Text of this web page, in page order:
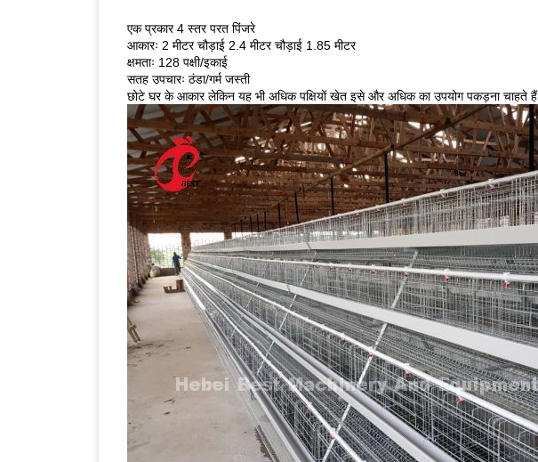
एक प्रकार 4 स्तर परत पिंजरे
आकारः 2 मीटर चौड़ाई 2.4 मीटर चौड़ाई 1.85 मीटर
क्षमताः 128 पक्षी/इकाई
सतह उपचारः ठंडा/गर्म जस्ती
छोटे घर के आकार लेकिन यह भी अधिक पक्षियों खेत इसे और अधिक का उपयोग पकड़ना चाहते हैं